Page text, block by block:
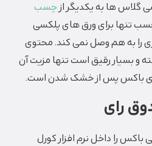
گلاس‌ ها به یکدیگر از چسب
تنها برای ورق های پلکسی
را به هم وصل نمی کند‌. محتوی
و بسیار رقیق است تنها مزیت آن
باکس پس از خشک شدن است.
رای
باکس را داخل نرم افزار کورل